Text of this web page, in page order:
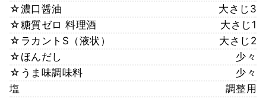
☆濃口醤油
大さじ3
☆糖質ゼロ 料理酒
大さじ1
☆ラカントS（液状）
大さじ2
☆ほんだし
少々
☆うま味調味料
少々
塩
調整用